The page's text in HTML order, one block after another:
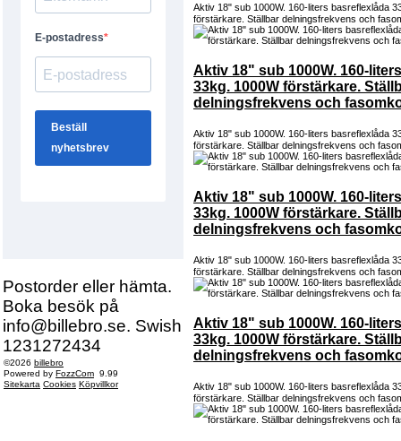
Postorder eller hämta.
Boka besök på
info@billebro.se. Swish
1231272434
©2026 billebro
Powered by FozzCom 9.99
Sitekarta Cookies Köpvillkor
Aktiv 18" sub 1000W. 160-liters basreflexlåda
förstärkare. Ställbar delningsfrekvens och
Aktiv 18" sub 1000W. 160-
33kg. 1000W förstärkare.
delningsfrekvens och
Aktiv 18" sub 1000W. 160-liters basreflexlåda
förstärkare. Ställbar delningsfrekvens och
Aktiv 18" sub 1000W. 160-
33kg. 1000W förstärkare.
delningsfrekvens och
Aktiv 18" sub 1000W. 160-liters basreflexlåda
förstärkare. Ställbar delningsfrekvens och
Aktiv 18" sub 1000W. 160-
33kg. 1000W förstärkare.
delningsfrekvens och
Aktiv 18" sub 1000W. 160-liters basreflexlåda
förstärkare. Ställbar delningsfrekvens och